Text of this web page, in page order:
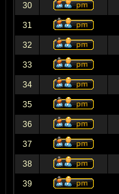
30
31
32
33
34
35
36
37
38
39